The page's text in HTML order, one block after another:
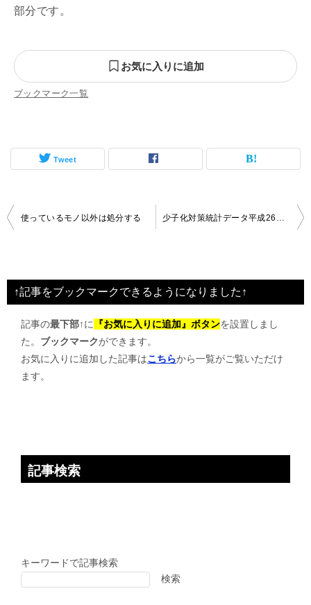
部分です。
お気に入りに追加
ブックマーク一覧
Tweet
投
ビ
ゲ
使っているモノ以外は処分する
↑記事をブックマークできるようになりました↑
記事の最下部↑に 『お気に入りに追加』ボタンを設置しまし
た。 ブックマークができます。
お気に入りに追加した記事はこちらから一覧がご覧いただけ
ます。
記事検索
キーワードで記事検索
検索